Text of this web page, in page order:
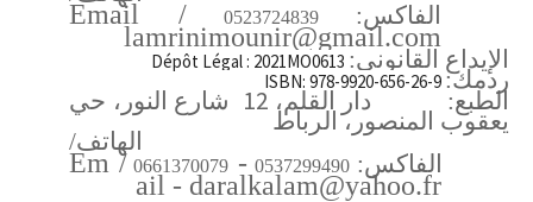
الفاكس:0523724839
/
Email
lamrinimounir@gmail.com
الإيداع القانوني: Dépôt Légal : 2021MO0613
ردمك: ISBN: 978-9920-656-26-9
الطبع: دار القلم، 12 شارع النور، حي
يعقوب المنصور، الرباط
الهاتف/
الفاكس: 0537299490
-
0661370079
/
Em
ail - daralkalam@yahoo.fr